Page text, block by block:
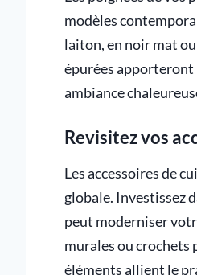
modèles
laiton, en noir mat
épurées apporteront
ambiance
Revisitez vos
Les accessoires de
globale. Investissez
peut moderniser
murales ou crochets
éléments allient le